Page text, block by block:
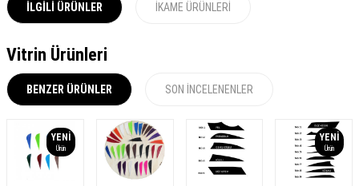
İLGILI ÜRÜNLER İKAME ÜRÜNLERI
Vitrin Ürünleri
BENZER ÜRÜNLER SON İNCELENENLER
YENI
Ürün
YENI
Ürün